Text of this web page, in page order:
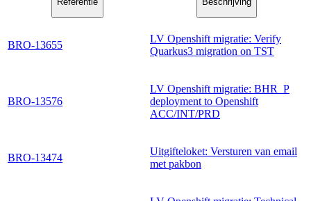
BRO-13655
LV Openshift migratie: Verify
Quarkus3 migration on TST
BRO-13576
LV Openshift migratie: BHR_P
deployment to Openshift
ACC/INT/PRD
BRO-13474
Uitgifteloket: Versturen van email
met pakbon